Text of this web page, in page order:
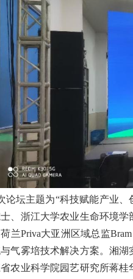
论坛主题为“科技赋能产业、
、浙江大学农业生命环境学
兰Priva大亚洲区域总监
气雾培技术解决方案。湘湖
农业科学院园艺研究所蒋